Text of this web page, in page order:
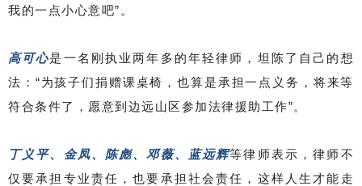
我的一点小心意吧”。
高可心是一名刚执业两年多的年轻律师，坦陈了自己的想
法：“为孩子们捐赠课桌椅，也算是承担一点义务，将来等
符合条件了，愿意到边远山区参加法律援助工作”。
丁义平、金凤、陈彪、邓薇、蓝远辉等律师表示，律师不
仅要承担专业责任，也要承担社会责任，这样人生才能走